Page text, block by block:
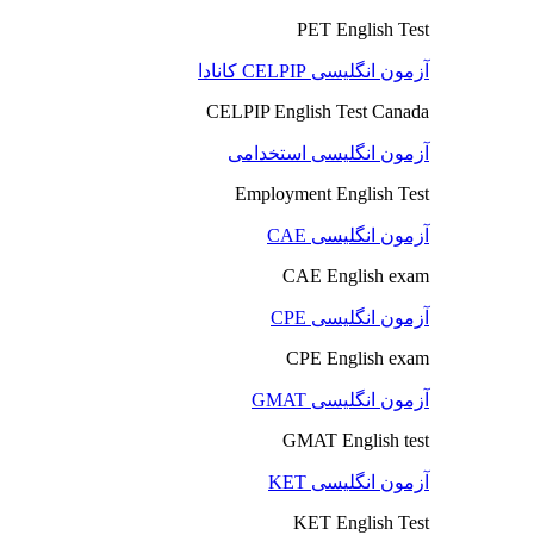
PET English Test
آزمون انگلیسی CELPIP کانادا
CELPIP English Test Canada
آزمون انگلیسی استخدامی
Employment English Test
آزمون انگلیسی CAE
CAE English exam
آزمون انگلیسی CPE
CPE English exam
آزمون انگلیسی GMAT
GMAT English test
آزمون انگلیسی KET
KET English Test